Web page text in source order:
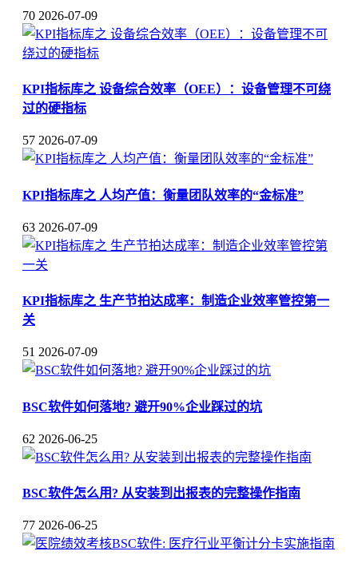
70 2026-07-09
KPI指标库之 设备综合效率（OEE）：设备管理不可绕
过的硬指标
57 2026-07-09
KPI指标库之 人均产值：衡量团队效率的“金标准”
63 2026-07-09
KPI指标库之 生产节拍达成率：制造企业效率管控第一
关
51 2026-07-09
BSC软件如何落地? 避开90%企业踩过的坑
62 2026-06-25
BSC软件怎么用? 从安装到出报表的完整操作指南
77 2026-06-25